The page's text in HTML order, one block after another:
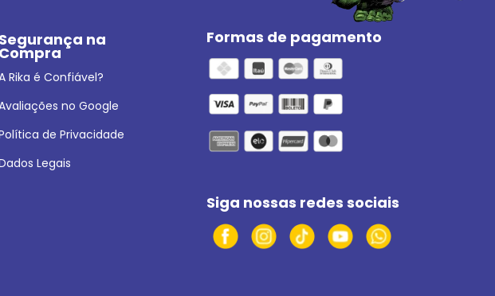
Segurança na
Compra
Rika é Confiável?
no Google
de Privacidade
Legais
Formas de pagamento
Siga nossas redes sociais